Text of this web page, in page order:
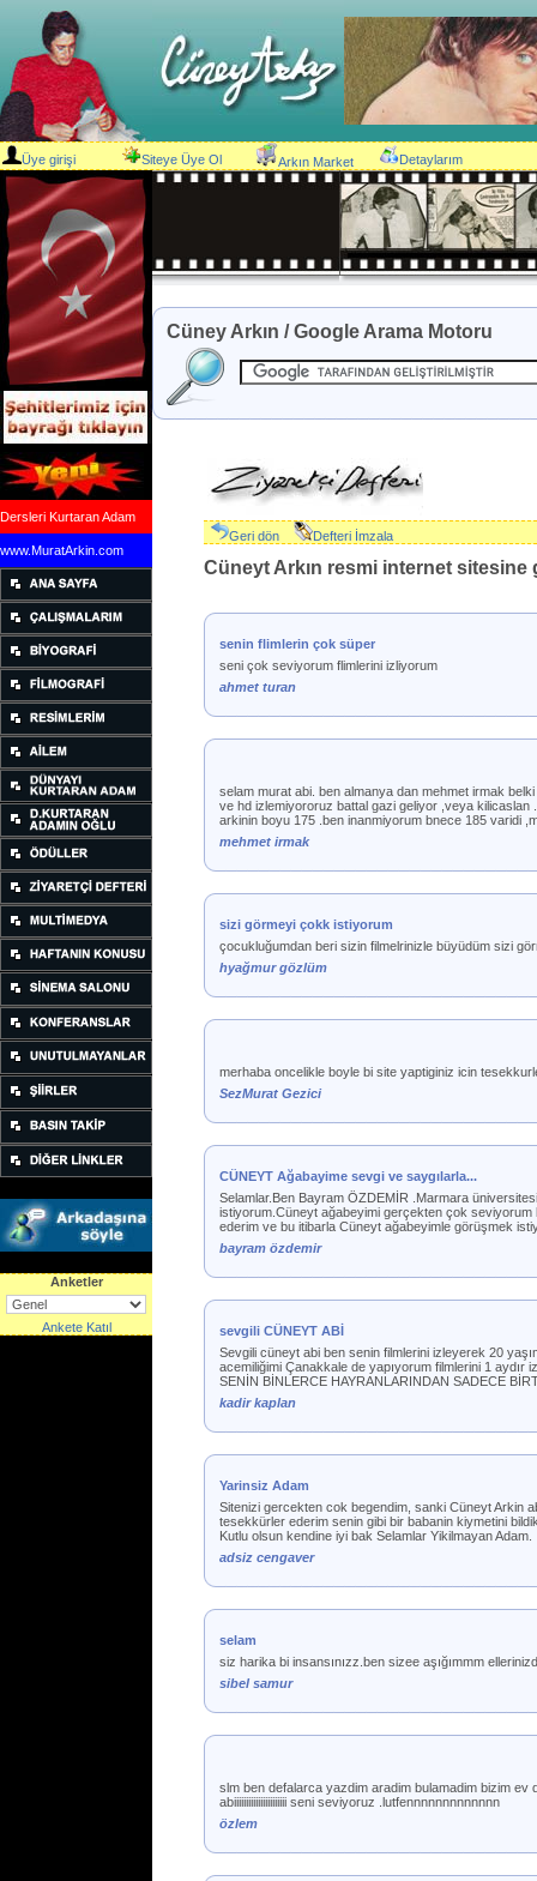
Üye girişi Siteye Üye Ol Arkın Market Detaylarım
Dersleri Kurtaran Adam
www.MuratArkin.com
Anketler
Ankete Katıl
Cüney Arkın / Google Arama Motoru
Geri dön Defteri İmzala
Cüneyt Arkın resmi internet
senin flimlerin çok süper
seni çok seviyorum flimlerini izliyorum
ahmet turan
selam murat abi. ben almanya dan mehmet irmak
ve hd izlemiyororuz battal gazi geliyor ,veya
arkinin boyu 175 .ben inanmiyorum bnece 185 varidi
mehmet irmak
sizi görmeyi çokk istiyorum
çocukluğumdan beri sizin filmelrinizle büyüdüm sizi
hyağmur gözlüm
merhaba oncelikle boyle bi site yaptiginiz icin
SezMurat Gezici
CÜNEYT Ağabayime sevgi ve saygılarla...
Selamlar.Ben Bayram ÖZDEMİR .Marmara
istiyorum.Cüneyt ağabeyimi gerçekten çok seviyorum
ederim ve bu itibarla Cüneyt ağabeyimle görüşmek
bayram özdemir
sevgili CÜNEYT ABİ
Sevgili cüneyt abi ben senin filmlerini izleyerek 20
acemiliğimi Çanakkale de yapıyorum filmlerini 1 aydır
SENİN BİNLERCE HAYRANLARINDAN SADECE
kadir kaplan
Yarinsiz Adam
Sitenizi gercekten cok begendim, sanki Cüneyt Arkin
tesekkürler ederim senin gibi bir babanin kiymetini
Kutlu olsun kendine iyi bak Selamlar Yikilmayan Adam.
adsiz cengaver
selam
siz harika bi insansınızz.ben sizee aşığımmm
sibel samur
slm ben defalarca yazdim aradim bulamadim bizim
abiiiiiiiiiiiiiiiiiiiiii seni seviyoruz .lutfennnnnnnnnnnnn
özlem